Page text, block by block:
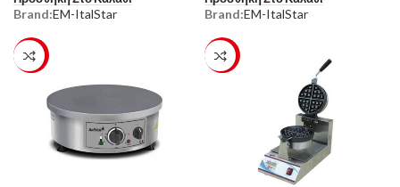
Brand:EM-ItalStar Brand:EM-ItalStar
-23% -23%